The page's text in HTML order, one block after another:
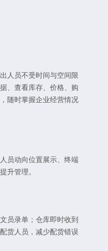
人员不受时间与空间限
、查看库存、价格、购
随时掌握企业经营情况
员动向位置展示、终端
升管理。
员录单；仓库即时收到
货人员，减少配货错误